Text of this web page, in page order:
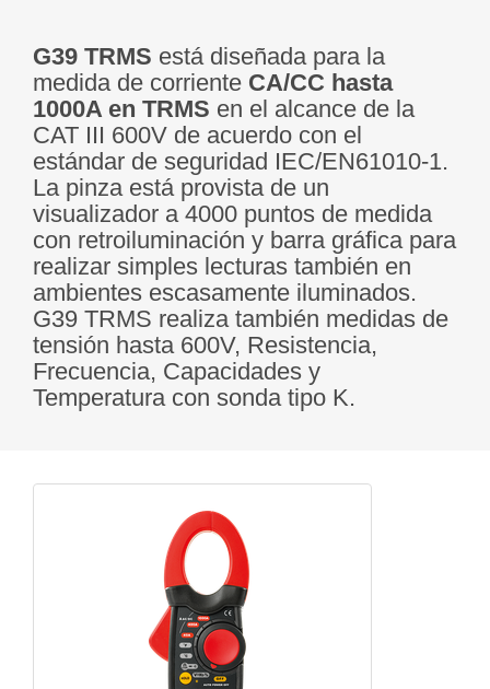
G39 TRMS está diseñada para la
medida de corriente CA/CC hasta
1000A en TRMS en el alcance de la
CAT III 600V de acuerdo con el
estándar de seguridad IEC/EN61010-1.
La pinza está provista de un
visualizador a 4000 puntos de medida
con retroiluminación y barra gráfica para
realizar simples lecturas también en
ambientes escasamente iluminados.
G39 TRMS realiza también medidas de
tensión hasta 600V, Resistencia,
Frecuencia, Capacidades y
Temperatura con sonda tipo K.